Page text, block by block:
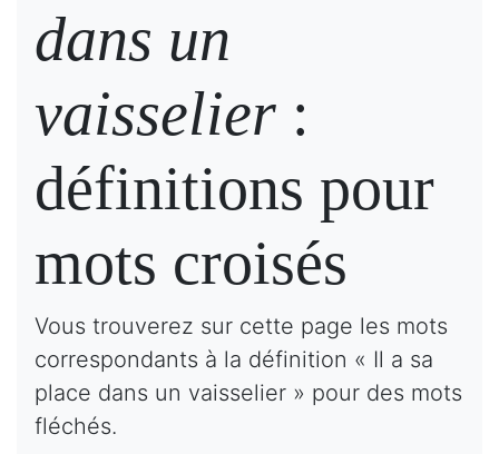
dans un
vaisselier :
définitions pour
mots croisés
Vous trouverez sur cette page les mots
correspondants à la définition « Il a sa
place dans un vaisselier » pour des mots
fléchés.